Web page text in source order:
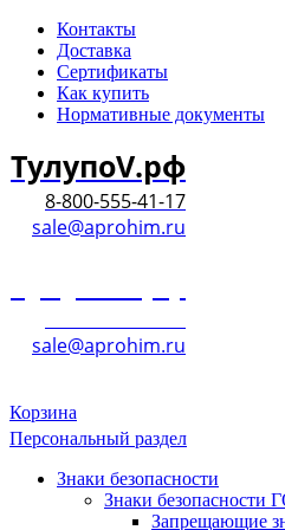
Контакты
Доставка
Сертификаты
Как купить
Нормативные документы
ТулупоV.рф
8-800-555-41-17
sale@aprohim.ru
sale@aprohim.ru
Корзина
Персональный раздел
Знаки безопасности
Знаки безопасности
Запрещающие